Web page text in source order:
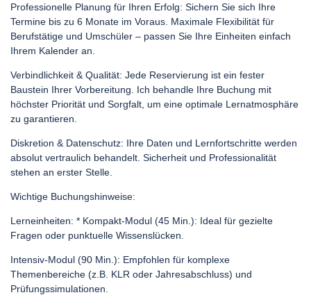
Professionelle Planung für Ihren Erfolg: Sichern Sie sich Ihre
Termine bis zu 6 Monate im Voraus. Maximale Flexibilität für
Berufstätige und Umschüler – passen Sie Ihre Einheiten einfach
Ihrem Kalender an.
Verbindlichkeit & Qualität: Jede Reservierung ist ein fester
Baustein Ihrer Vorbereitung. Ich behandle Ihre Buchung mit
höchster Priorität und Sorgfalt, um eine optimale Lernatmosphäre
zu garantieren.
Diskretion & Datenschutz: Ihre Daten und Lernfortschritte werden
absolut vertraulich behandelt. Sicherheit und Professionalität
stehen an erster Stelle.
Wichtige Buchungshinweise:
Lerneinheiten: * Kompakt-Modul (45 Min.): Ideal für gezielte
Fragen oder punktuelle Wissenslücken.
Intensiv-Modul (90 Min.): Empfohlen für komplexe
Themenbereiche (z.B. KLR oder Jahresabschluss) und
Prüfungssimulationen.